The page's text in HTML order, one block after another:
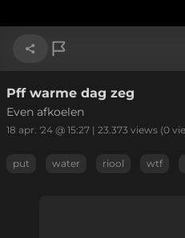
Link kopiëren
Pff warme dag zeg
Even afkoelen
18 apr. '24 @ 15:27 | 23.373 views (0
put water riool wtf